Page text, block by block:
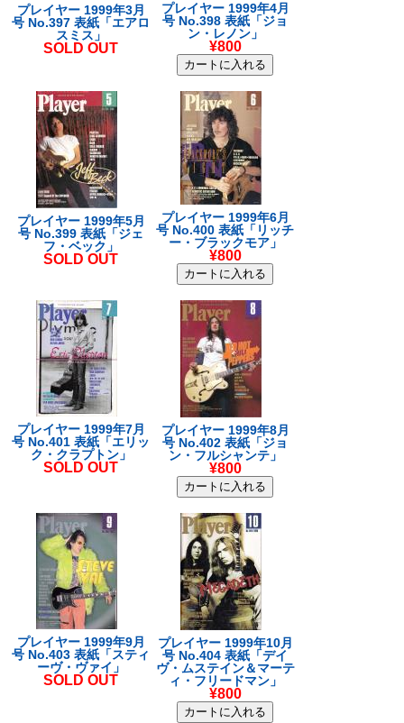
プレイヤー 1999年3月
号 No.397 表紙「エアロ
スミス」
SOLD OUT
プレイヤー 1999年4月
号 No.398 表紙「ジョ
ン・レノン」
¥800
プレイヤー 1999年5月
号 No.399 表紙「ジェ
フ・ベック」
SOLD OUT
プレイヤー 1999年6月
号 No.400 表紙「リッチ
ー・ブラックモア」
¥800
プレイヤー 1999年7月
号 No.401 表紙「エリッ
ク・クラプトン」
SOLD OUT
プレイヤー 1999年8月
号 No.402 表紙「ジョ
ン・フルシャンテ」
¥800
プレイヤー 1999年9月
号 No.403 表紙「スティ
ーヴ・ヴァイ」
SOLD OUT
プレイヤー 1999年10月
号 No.404 表紙「デイ
ヴ・ムステイン＆マーテ
ィ・フリードマン」
¥800